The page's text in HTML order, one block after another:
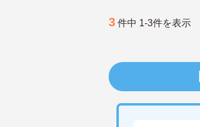
3 件中 1-3件を表示